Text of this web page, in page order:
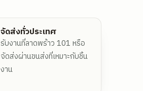
จัดส่งทั่วประเทศ
รับงานที่ลาดพร้าว 101 หรือ
จัดส่งผ่านขนส่งที่เหมาะกับชิ้น
งาน